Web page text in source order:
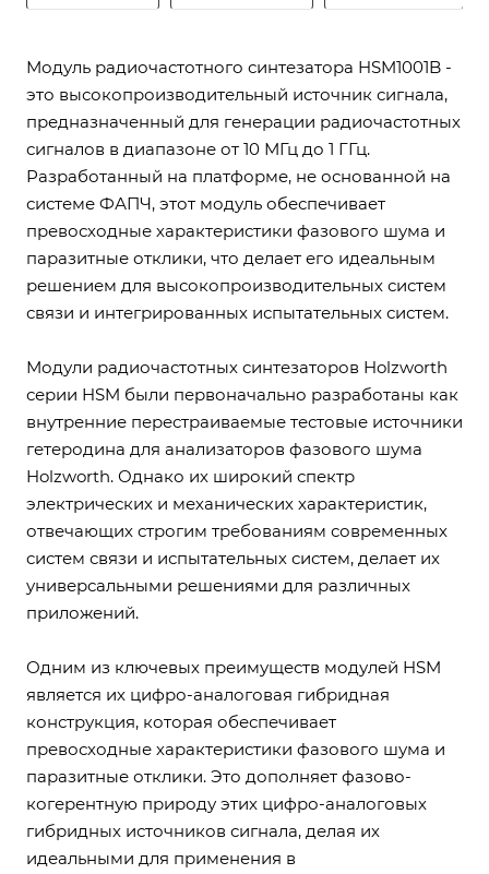
Модуль радиочастотного синтезатора HSM1001B -
это высокопроизводительный источник сигнала,
предназначенный для генерации радиочастотных
сигналов в диапазоне от 10 МГц до 1 ГГц.
Разработанный на платформе, не основанной на
системе ФАПЧ, этот модуль обеспечивает
превосходные характеристики фазового шума и
паразитные отклики, что делает его идеальным
решением для высокопроизводительных систем
связи и интегрированных испытательных систем.
Модули радиочастотных синтезаторов Holzworth
серии HSM были первоначально разработаны как
внутренние перестраиваемые тестовые источники
гетеродина для анализаторов фазового шума
Holzworth. Однако их широкий спектр
электрических и механических характеристик,
отвечающих строгим требованиям современных
систем связи и испытательных систем, делает их
универсальными решениями для различных
приложений.
Одним из ключевых преимуществ модулей HSM
является их цифро-аналоговая гибридная
конструкция, которая обеспечивает
превосходные характеристики фазового шума и
паразитные отклики. Это дополняет фазово-
когерентную природу этих цифро-аналоговых
гибридных источников сигнала, делая их
идеальными для применения в